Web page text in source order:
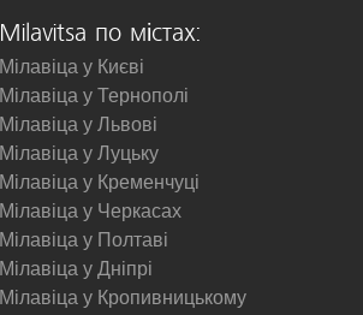
Milavitsa по містах:
Мілавіца у Києві
Мілавіца у Тернополі
Мілавіца у Львові
Мілавіца у Луцьку
Мілавіца у Кременчуці
Мілавіца у Черкасах
Мілавіца у Полтаві
Мілавіца у Дніпрі
Мілавіца у Кропивницькому